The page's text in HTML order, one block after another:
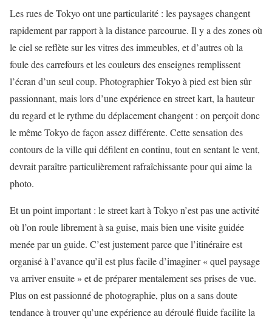
Les rues de Tokyo ont une particularité : les paysages changent
rapidement par rapport à la distance parcourue. Il y a des zones où
le ciel se reflète sur les vitres des immeubles, et d’autres où la
foule des carrefours et les couleurs des enseignes remplissent
l’écran d’un seul coup. Photographier Tokyo à pied est bien sûr
passionnant, mais lors d’une expérience en street kart, la hauteur
du regard et le rythme du déplacement changent : on perçoit donc
le même Tokyo de façon assez différente. Cette sensation des
contours de la ville qui défilent en continu, tout en sentant le vent,
devrait paraître particulièrement rafraîchissante pour qui aime la
photo.
Et un point important : le street kart à Tokyo n’est pas une activité
où l’on roule librement à sa guise, mais bien une visite guidée
menée par un guide. C’est justement parce que l’itinéraire est
organisé à l’avance qu’il est plus facile d’imaginer « quel paysage
va arriver ensuite » et de préparer mentalement ses prises de vue.
Plus on est passionné de photographie, plus on a sans doute
tendance à trouver qu’une expérience au déroulé fluide facilite la